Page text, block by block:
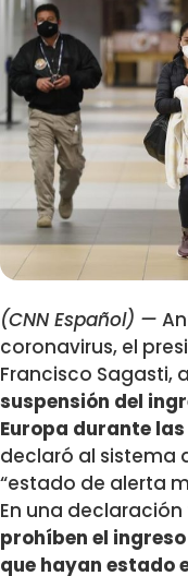
(CNN Español) —
coronavirus, el
Francisco Sagasti,
suspensión del
Europa durante
declaró al sistema
“estado de alerta
En una
prohíben el
que hayan estado